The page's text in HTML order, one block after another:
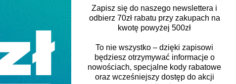
Zapisz się do naszego newslettera i
odbierz 70zł rabatu przy zakupach na
kwotę powyżej 500zł
To nie wszystko – dzięki zapisowi
będziesz otrzymywać informacje o
nowościach, specjalne kody rabatowe
oraz wcześniejszy dostęp do akcji